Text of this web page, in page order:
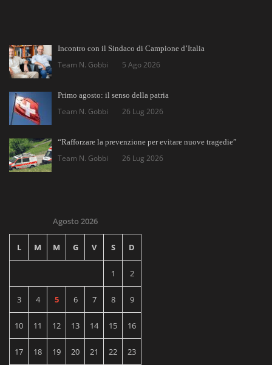
Incontro con il Sindaco di Campione d’Italia
Team N. Gobbi 5 Ago 2026
Primo agosto: il senso della patria
Team N. Gobbi 26 Lug 2026
“Rafforzare la prevenzione per evitare nuove tragedie”
Team N. Gobbi 26 Lug 2026
Agosto 2026
L M M G V S D
1 2
3 4 5 6 7 8 9
10 11 12 13 14 15 16
17 18 19 20 21 22 23